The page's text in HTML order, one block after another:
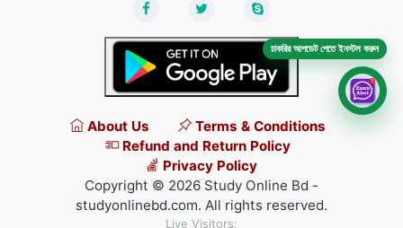
About Us
Terms & Conditions
Refund and Return Policy
Privacy Policy
Copyright © 2026 Study Online Bd -
studyonlinebd.com. All rights reserved.
Live Visitors:
চাকরির আপডেট পেতে ইনস্টল করুন